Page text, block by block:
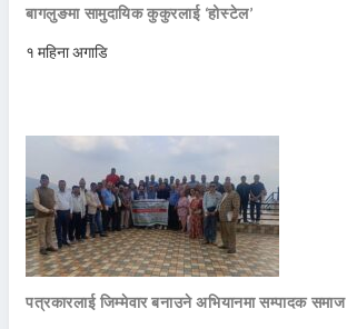
बागलुङमा सामुदायिक कुकुरलाई ‘होस्टेल’
१ महिना अगाडि
पत्रकारलाई जिम्मेवार बनाउने अभियानमा सम्पादक समाज